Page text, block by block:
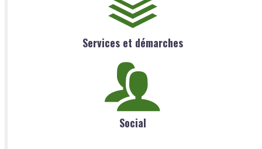
Services et démarches
Social